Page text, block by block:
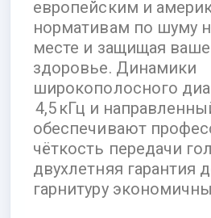
европейским и
нормативам по шуму
месте и защищая
здоровье. Динамики
широкополосного
4,5 кГц и
обеспечивают
чёткость передачи
двухлетняя гарантия
гарнитуру